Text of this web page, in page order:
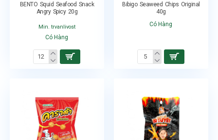
BENTO Squid Seafood Snack
Angry Spicy 20g
Min. trvanlivost
Có Hàng
Bibigo Seaweed Chips Original
40g
Có Hàng